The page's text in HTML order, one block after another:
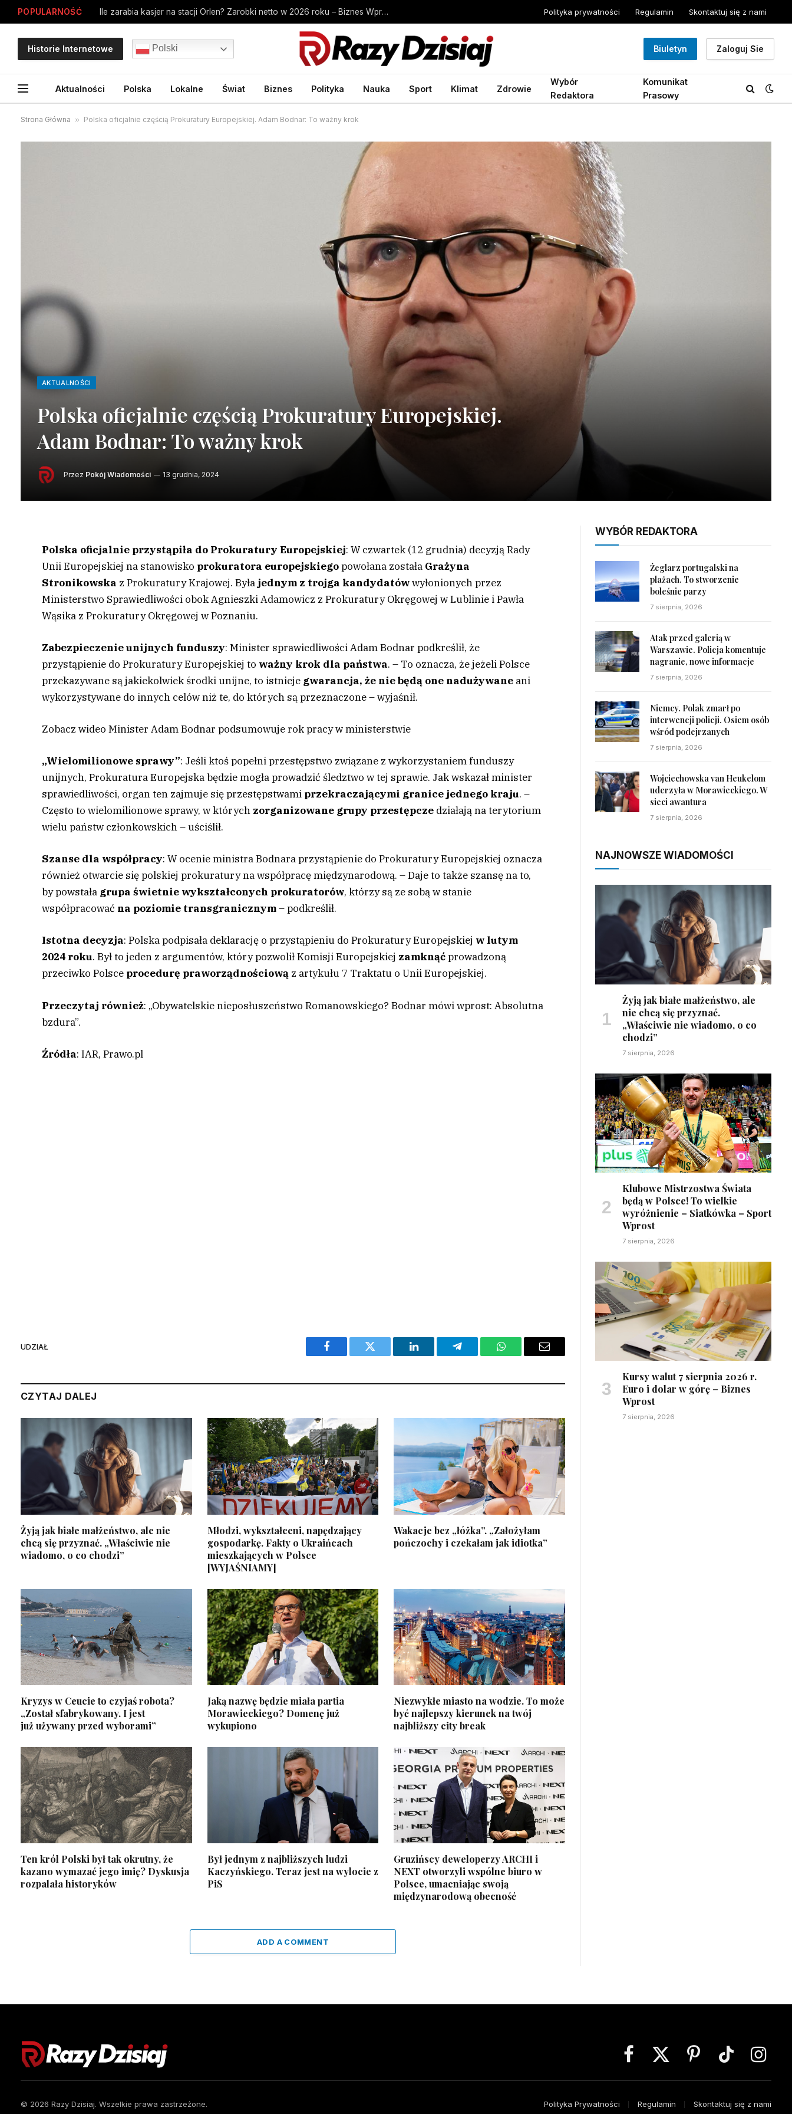
POPULARNOŚĆ Ile zarabia kasjer na stacji Orlen? Zarobki netto w 2026 roku – Biznes Wprost Polityka prywatności Regulamin Skontaktuj się z nami
Historie Internetowe Polski Biuletyn Zaloguj Sie
Aktualności Polska Lokalne Świat Biznes Polityka Nauka Sport Klimat Zdrowie
Wybór
Redaktora
Komunikat
Prasowy
Strona Główna » Polska oficjalnie częścią Prokuratury Europejskiej. Adam Bodnar: To ważny krok
AKTUALNOŚCI
Polska oficjalnie częścią Prokuratury Europejskiej.
Adam Bodnar: To ważny krok
Przez Pokój Wiadomości 13 grudnia, 2024
Polska oficjalnie przystąpiła do Prokuratury Europejskiej: W czwartek (12 grudnia) decyzją Rady
Unii Europejskiej na stanowisko prokuratora europejskiegopowołana została Grażyna
Stronikowska z Prokuratury Krajowej. Była jednym z trojga kandydatówwyłonionych przez
Ministerstwo Sprawiedliwości obok Agnieszki Adamowicz z Prokuratury Okręgowej w Lublinie i Pawła
Wąsika z Prokuratury Okręgowej w Poznaniu.
Zabezpieczenie unijnych funduszy: Minister sprawiedliwości Adam Bodnar podkreślił, że
przystąpienie do Prokuratury Europejskiej to ważny krok dla państwa. – To oznacza, że jeżeli Polsce
przekazywane są jakiekolwiek środki unijne, to istnieje gwarancja, że nie będą one nadużywane ani
wykorzystywane do innych celów niż te, do których są przeznaczone – wyjaśnił.
Zobacz wideoMinister Adam Bodnar podsumowuje rok pracy w ministerstwie
„Wielomilionowe sprawy”: Jeśli ktoś popełni przestępstwo związane z wykorzystaniem funduszy
unijnych, Prokuratura Europejska będzie mogła prowadzić śledztwo w tej sprawie. Jak wskazał minister
sprawiedliwości, organ ten zajmuje się przestępstwami przekraczającymi granice jednego kraju. –
Często to wielomilionowe sprawy, w których zorganizowane grupy przestępcze działają na terytorium
wielu państw członkowskich – uściślił.
Szanse dla współpracy: W ocenie ministra Bodnara przystąpienie do Prokuratury Europejskiej oznacza
również otwarcie się polskiej prokuratury na współpracę międzynarodową. – Daje to także szansę na to,
by powstała grupa świetnie wykształconych prokuratorów, którzy są ze sobą w stanie
współpracować na poziomie transgranicznym– podkreślił.
Istotna decyzja: Polska podpisała deklarację o przystąpieniu do Prokuratury Europejskiej w lutym
2024 roku. Był to jeden z argumentów, który pozwolił Komisji Europejskiej zamknąćprowadzoną
przeciwko Polsce procedurę praworządnościową z artykułu 7 Traktatu o Unii Europejskiej.
Przeczytaj również: „Obywatelskie nieposłuszeństwo Romanowskiego? Bodnar mówi wprost: Absolutna
bzdura”.
Źródła: IAR, Prawo.pl
UDZIAŁ
Facebook Twitter LinkedIn Telegram WhatsAppEmail
CZYTAJ DALEJ
Żyją jak białe małżeństwo, ale nie
chcą się przyznać. „Właściwie nie
wiadomo, o co chodzi”
Młodzi, wykształceni, napędzający
gospodarkę. Fakty o Ukraińcach
mieszkających w Polsce
[WYJAŚNIAMY]
Wakacje bez „łóżka”. „Założyłam
pończochy i czekałam jak idiotka”
Kryzys w Ceucie to czyjaś robota?
„Został sfabrykowany. I jest
już używany przed wyborami”
Jaką nazwę będzie miała partia
Morawieckiego? Domenę już
wykupiono
Niezwykłe miasto na wodzie. To może
być najlepszy kierunek na twój
najbliższy city break
Ten król Polski był tak okrutny, że
kazano wymazać jego imię? Dyskusja
rozpalała historyków
Był jednym z najbliższych ludzi
Kaczyńskiego. Teraz jest na wylocie z
PiS
Gruzińscy deweloperzy ARCHI i
NEXT otworzyli wspólne biuro w
Polsce, umacniając swoją
międzynarodową obecność
ADD A COMMENT
WYBÓR REDAKTORA
Żeglarz portugalski na
plażach. To stworzenie
boleśnie parzy
7 sierpnia, 2026
Atak przed galerią w
Warszawie. Policja komentuje
nagranie, nowe informacje
7 sierpnia, 2026
Niemcy. Polak zmarł po
interwencji policji. Osiem osób
wśród podejrzanych
7 sierpnia, 2026
Wojciechowska van Heukelom
uderzyła w Morawieckiego. W
sieci awantura
7 sierpnia, 2026
NAJNOWSZE WIADOMOŚCI
Żyją jak białe małżeństwo, ale
nie chcą się przyznać.
„Właściwie nie wiadomo, o co
chodzi”
7 sierpnia, 2026
Klubowe Mistrzostwa Świata
będą w Polsce! To wielkie
wyróżnienie – Siatkówka – Sport
Wprost
7 sierpnia, 2026
Kursy walut 7 sierpnia 2026 r.
Euro i dolar w górę – Biznes
Wprost
7 sierpnia, 2026
Facebook
X
PinterestTikTok
© 2026 Razy Dzisiaj. Wszelkie prawa zastrzeżone. Polityka Prywatności Regulamin Skontaktuj się z nami